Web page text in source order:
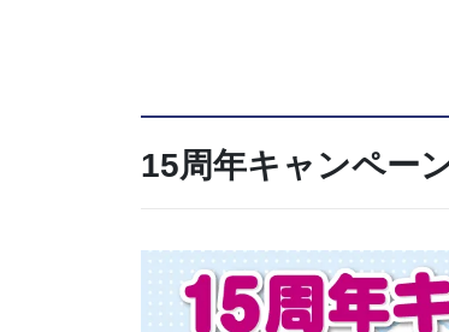
15周年キャンペー